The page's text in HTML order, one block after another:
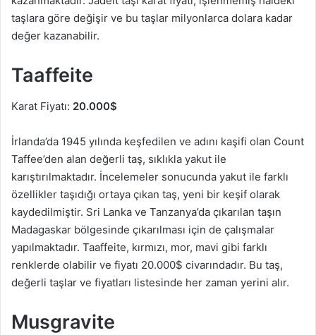
taşlara göre değişir ve bu taşlar milyonlarca dolara kadar
değer kazanabilir.
Taaffeite
Karat Fiyatı: 20.000$
İrlanda’da 1945 yılında keşfedilen ve adını kaşifi olan Count
Taffee’den alan değerli taş, sıklıkla yakut ile
karıştırılmaktadır. İncelemeler sonucunda yakut ile farklı
özellikler taşıdığı ortaya çıkan taş, yeni bir keşif olarak
kaydedilmiştir. Sri Lanka ve Tanzanya’da çıkarılan taşın
Madagaskar bölgesinde çıkarılması için de çalışmalar
yapılmaktadır. Taaffeite, kırmızı, mor, mavi gibi farklı
renklerde olabilir ve fiyatı 20.000$ civarındadır. Bu taş,
değerli taşlar ve fiyatları listesinde her zaman yerini alır.
Musgravite